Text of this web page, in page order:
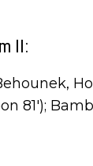
II:
81');